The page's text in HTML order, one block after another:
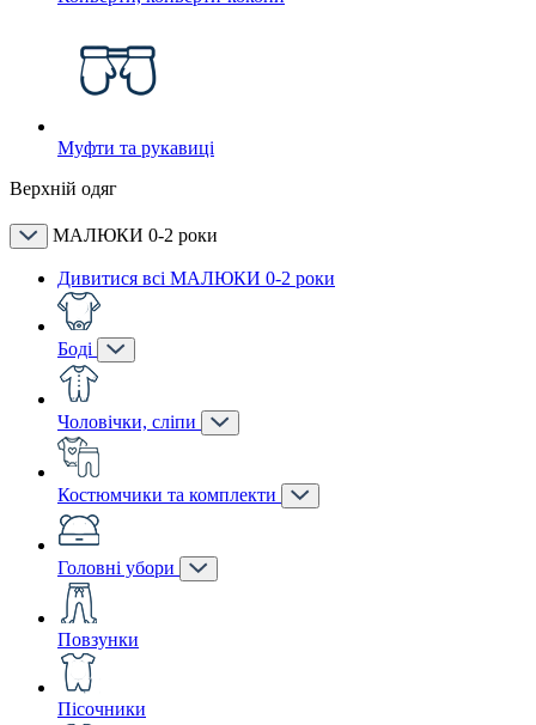
Муфти та рукавиці
Верхній одяг
МАЛЮКИ 0-2 роки
Дивитися всі МАЛЮКИ 0-2 роки
Боді
Чоловічки, сліпи
Костюмчики та комплекти
Головні убори
Повзунки
Пісочники